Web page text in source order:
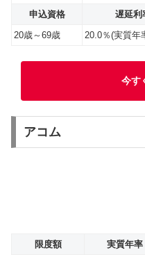
申込資格
遅延利
20歳～69歳
20.0％(実質年
今す
アコム
限度額 実質年率